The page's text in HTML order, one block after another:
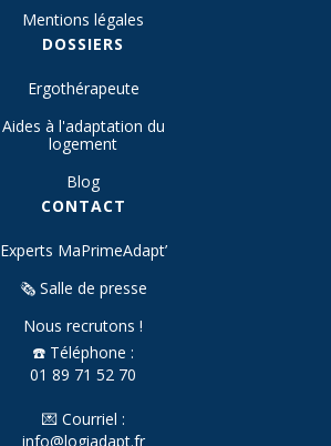
Mentions légales
DOSSIERS
Ergothérapeute
Aides à l'adaptation du
logement
Blog
CONTACT
Experts MaPrimeAdapt’
🗞️ Salle de presse
Nous recrutons !
☎️ Téléphone :
01 89 71 52 70
💌 Courriel :
info@logiadapt.fr